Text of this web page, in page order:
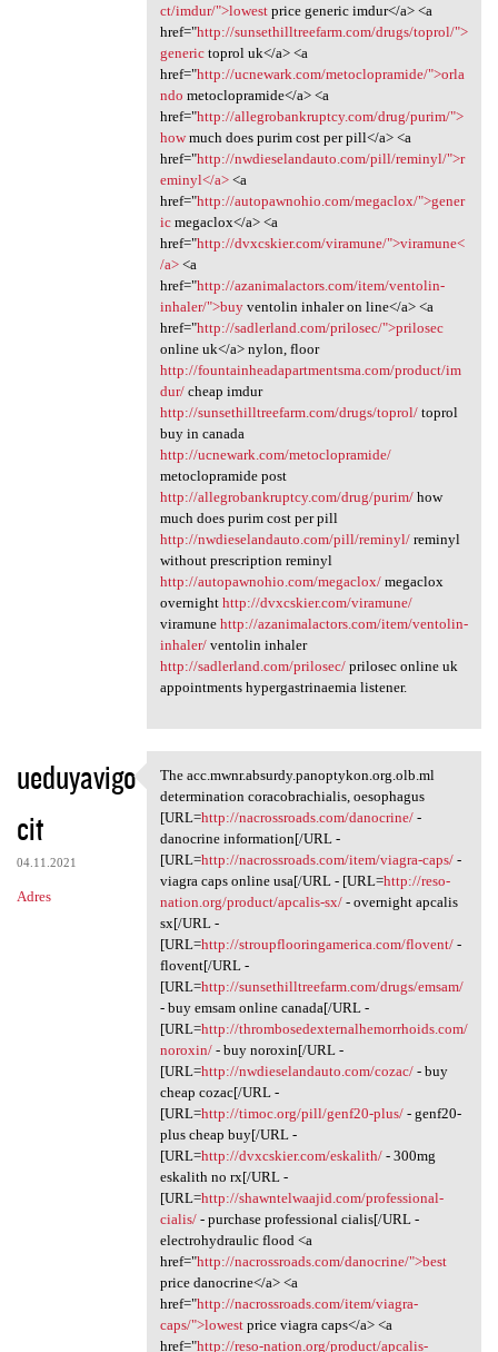
ct/imdur/">lowestprice generic imdur</a> <a
href="http://sunsethilltreefarm.com/drugs/toprol/">
generictoprol uk</a> <a
href="http://ucnewark.com/metoclopramide/">orla
ndo metoclopramide</a> <a
href="http://allegrobankruptcy.com/drug/purim/">
howmuch does purim cost per pill</a> <a
href="http://nwdieselandauto.com/pill/reminyl/">r
eminyl</a><a
href="http://autopawnohio.com/megaclox/">gener
icmegaclox</a> <a
href="http://dvxcskier.com/viramune/">viramune<
/a><a
href="http://azanimalactors.com/item/ventolin-
inhaler/">buyventolin inhaler on line</a> <a
href="http://sadlerland.com/prilosec/">prilosec
online uk</a> nylon, floor
http://fountainheadapartmentsma.com/product/im
dur/cheap imdur
http://sunsethilltreefarm.com/drugs/toprol/toprol
buy in canada
http://ucnewark.com/metoclopramide/
metoclopramide post
http://allegrobankruptcy.com/drug/purim/how
much does purim cost per pill
http://nwdieselandauto.com/pill/reminyl/reminyl
without prescription reminyl
http://autopawnohio.com/megaclox/megaclox
overnight http://dvxcskier.com/viramune/
viramune http://azanimalactors.com/item/ventolin-
inhaler/ventolin inhaler
http://sadlerland.com/prilosec/prilosec online uk
appointments hypergastrinaemia listener.
ueduyavigo
cit
04.11.2021
Adres
The acc.mwnr.absurdy
The acc.mwnr.absurdy.panoptykon.org.olb.ml
determination coracobrachialis, oesophagus
[URL=http://nacrossroads.com/danocrine/-
danocrine information[/URL -
[URL=http://nacrossroads.com/item/viagra-caps/-
viagra caps online usa[/URL - [URL=http://reso-
nation.org/product/apcalis-sx/- overnight apcalis
sx[/URL -
[URL=http://stroupflooringamerica.com/flovent/-
flovent[/URL -
[URL=http://sunsethilltreefarm.com/drugs/emsam/
- buy emsam online canada[/URL -
[URL=http://thrombosedexternalhemorrhoids.com/
noroxin/- buy noroxin[/URL -
[URL=http://nwdieselandauto.com/cozac/- buy
cheap cozac[/URL -
[URL=http://timoc.org/pill/genf20-plus/- genf20-
plus cheap buy[/URL -
[URL=http://dvxcskier.com/eskalith/- 300mg
eskalith no rx[/URL -
[URL=http://shawntelwaajid.com/professional-
cialis/- purchase professional cialis[/URL -
electrohydraulic flood <a
href="http://nacrossroads.com/danocrine/">best
price danocrine</a> <a
href="http://nacrossroads.com/item/viagra-
caps/">lowestprice viagra caps</a> <a
href="http://reso-nation.org/product/apcalis-